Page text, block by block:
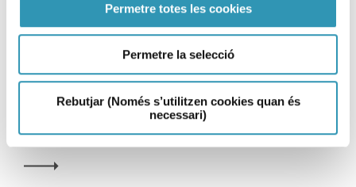
Permetre totes les cookies
Permetre la selecció
Rebutjar (Només s’utilitzen cookies quan és
necessari)
Resultats de l’edició 2025 de
l’enquesta a l’alumnat
adolescent
27-01-2026
LA SALUT EN XIFRES, ENQUESTA FACTORS DE RISC A L'ESCOLA SECUNDÀRIA